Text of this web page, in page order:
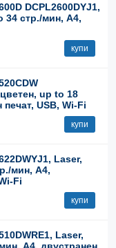
DCPL2600DYJ1,
34 стр./мин, A4,
купи
up to 18
USB, Wi-Fi
купи
Laser,
мин, A4,
Fi
купи
Laser,